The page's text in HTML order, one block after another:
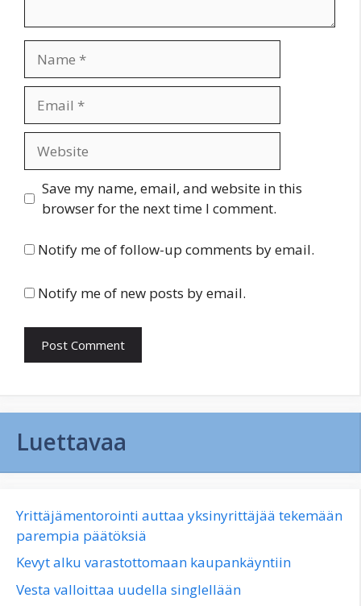
Save my name, email, and website in this
browser for the next time I comment.
Notify me of follow-up comments by email.
Notify me of new posts by email.
Luettavaa
Yrittäjämentorointi auttaa yksinyrittäjää tekemään
parempia päätöksiä
Kevyt alku varastottomaan kaupankäyntiin
Vesta valloittaa uudella singlellään